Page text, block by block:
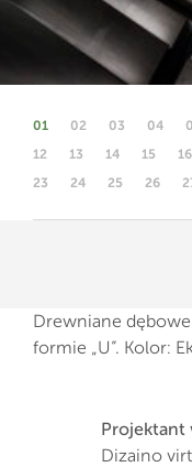
01 02 03 04
12
13 14 15 16
23
24 25 26
Drewniane
formie „U”. Kolor:
Projektant
Dizaino